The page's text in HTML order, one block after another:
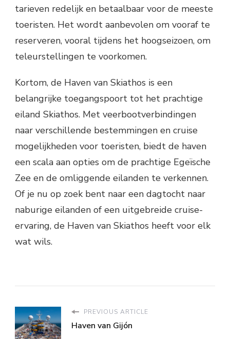
tarieven redelijk en betaalbaar voor de meeste
toeristen. Het wordt aanbevolen om vooraf te
reserveren, vooral tijdens het hoogseizoen, om
teleurstellingen te voorkomen.
Kortom, de Haven van Skiathos is een
belangrijke toegangspoort tot het prachtige
eiland Skiathos. Met veerbootverbindingen
naar verschillende bestemmingen en cruise
mogelijkheden voor toeristen, biedt de haven
een scala aan opties om de prachtige Egeïsche
Zee en de omliggende eilanden te verkennen.
Of je nu op zoek bent naar een dagtocht naar
naburige eilanden of een uitgebreide cruise-
ervaring, de Haven van Skiathos heeft voor elk
wat wils.
PREVIOUS ARTICLE
Haven van Gijón